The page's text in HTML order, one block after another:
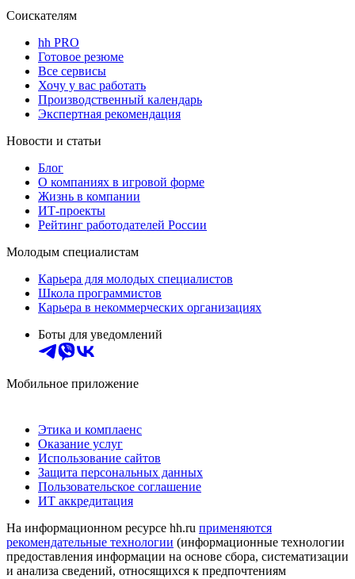
Соискателям
hh PRO
Готовое резюме
Все сервисы
Хочу у вас работать
Производственный календарь
Экспертная рекомендация
Новости и статьи
Блог
О компаниях в игровой форме
Жизнь в компании
ИТ-проекты
Рейтинг работодателей России
Молодым специалистам
Карьера для молодых специалистов
Школа программистов
Карьера в некоммерческих организациях
Боты для уведомлений
Мобильное приложение
Этика и комплаенс
Оказание услуг
Использование сайтов
Защита персональных данных
Пользовательское соглашение
ИТ аккредитация
На информационном ресурсе hh.ru применяются
рекомендательные технологии (информационные технологии
предоставления информации на основе сбора, систематизации
и анализа сведений, относящихся к предпочтениям